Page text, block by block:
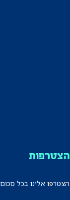
הצטרפות
הצטרפו אלינו בכל סכום